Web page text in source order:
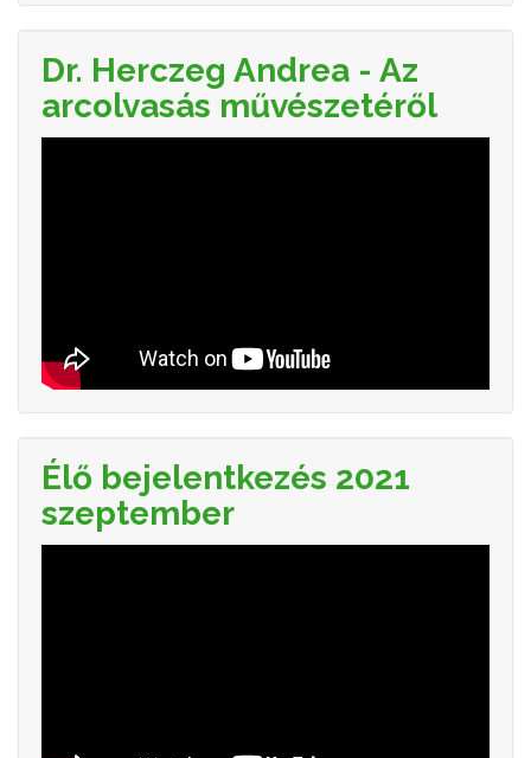
Dr. Herczeg Andrea - Az
arcolvasás művészetéről
Élő bejelentkezés 2021
szeptember